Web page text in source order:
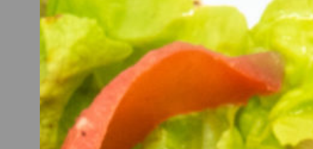
Hier kannst du dir dein
Beispiel: bei 20 Personen
Denk an eine gute
Aufstriche,